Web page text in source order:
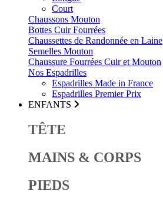
Court
Chaussons Mouton
Bottes Cuir Fourrées
Chaussettes de Randonnée en Laine
Semelles Mouton
Chaussure Fourrées Cuir et Mouton
Nos Espadrilles
Espadrilles Made in France
Espadrilles Premier Prix
ENFANTS
TÊTE
MAINS & CORPS
PIEDS